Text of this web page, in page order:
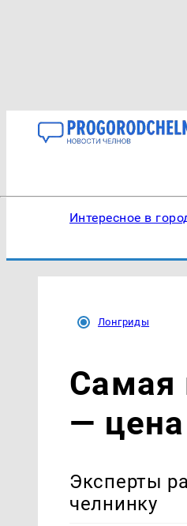
Интересное в
Лонгриды
Самая
—
Эксперты
челнинку